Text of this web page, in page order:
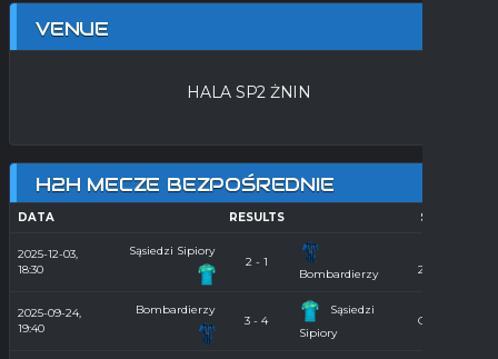
VENUE
HALA SP2 ŻNIN
H2H MECZE BEZPOŚREDNIE
DATA RESULTS SEASON
2025-12-03,
18:30
Sąsiedzi Sipiory
2 - 1
Bombardierzy
2025/2026
2025-09-24,
19:40
Bombardierzy
3 - 4
Sąsiedzi
Sipiory
Orlik 2025